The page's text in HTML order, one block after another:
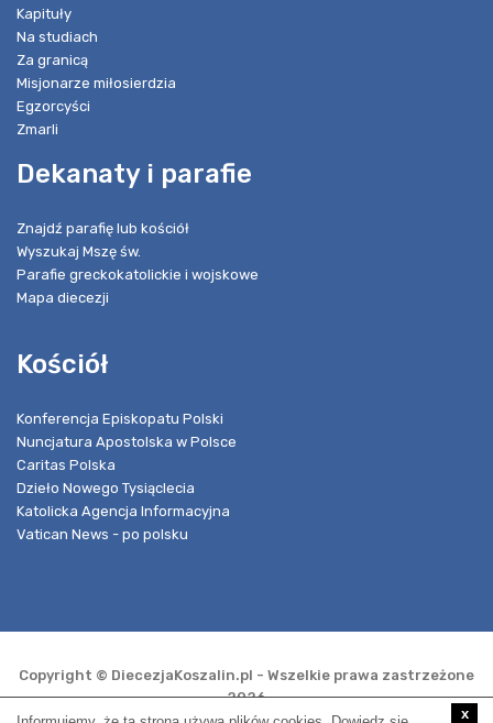
Kapituły
Na studiach
Za granicą
Misjonarze miłosierdzia
Egzorcyści
Zmarli
Dekanaty i parafie
Znajdź parafię lub kościół
Wyszukaj Mszę św.
Parafie greckokatolickie i wojskowe
Mapa diecezji
Kościół
Konferencja Episkopatu Polski
Nuncjatura Apostolska w Polsce
Caritas Polska
Dzieło Nowego Tysiąclecia
Katolicka Agencja Informacyjna
Vatican News - po polsku
Copyright © DiecezjaKoszalin.pl - Wszelkie prawa zastrzeżone
2026
x